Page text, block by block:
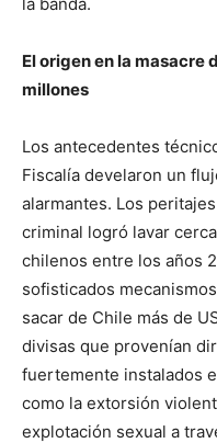
El origen en la masacre
millones
Los antecedentes
Fiscalía develaron un
alarmantes. Los
criminal logró lavar
chilenos entre los años
sofisticados
sacar de Chile más de
divisas que provenían
fuertemente instalados
como la extorsión
explotación sexual a